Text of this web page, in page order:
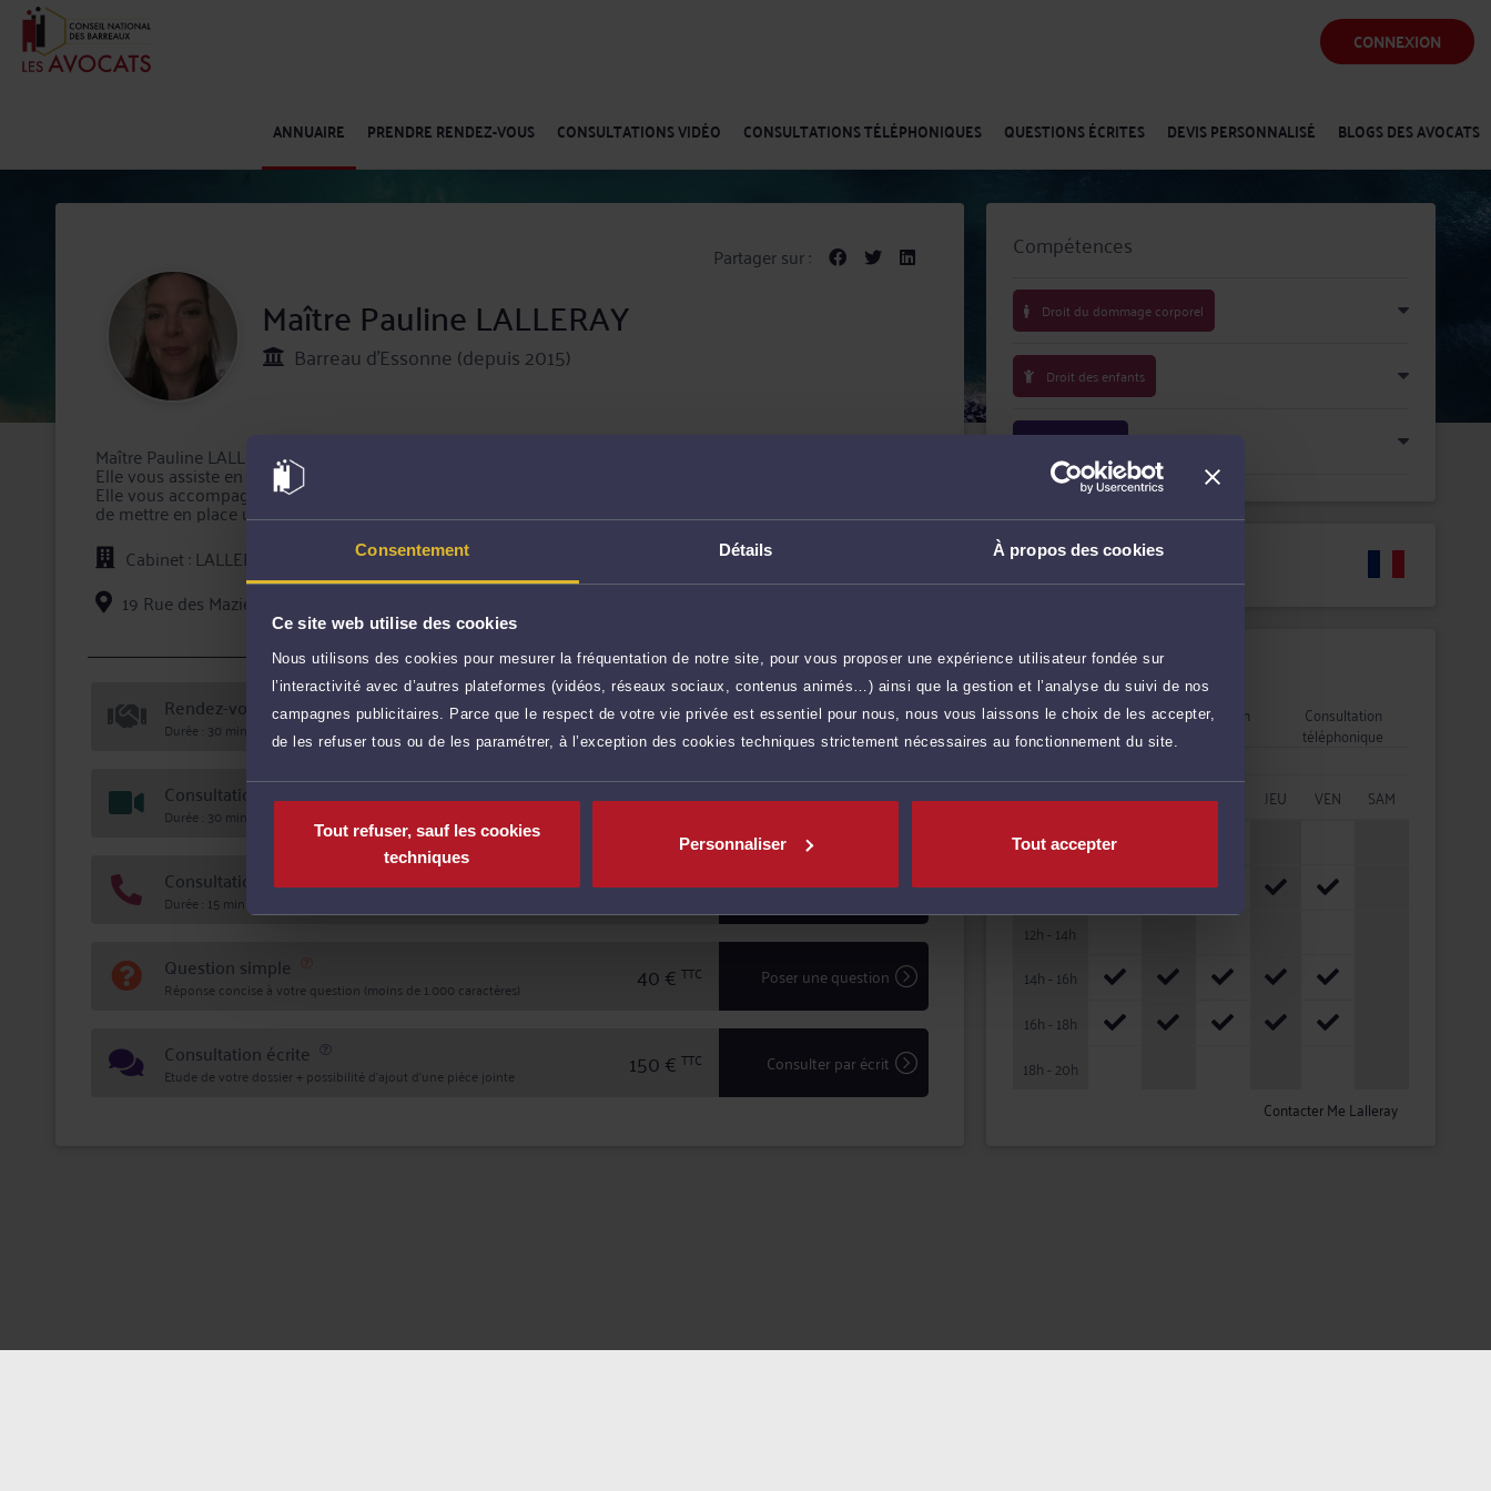
Consentement Détails À propos des cookies
Ce site web utilise des cookies
Nous utilisons des cookies pour mesurer la fréquentation de notre site, pour vous proposer une expérience utilisateur fondée sur
l’interactivité avec d’autres plateformes (vidéos, réseaux sociaux, contenus animés…) ainsi que la gestion et l’analyse du suivi de nos
campagnes publicitaires. Parce que le respect de votre vie privée est essentiel pour nous, nous vous laissons le choix de les accepter,
de les refuser tous ou de les paramétrer, à l’exception des cookies techniques strictement nécessaires au fonctionnement du site.
Tout refuser, sauf les cookies
techniques
Personnaliser Tout accepter
CONNEXION
ANNUAIRE PRENDRE RENDEZ-VOUS CONSULTATIONS VIDÉO CONSULTATIONS TÉLÉPHONIQUES QUESTIONS ÉCRITES DEVIS PERSONNALISÉ BLOGS DES AVOCATS
Partager sur :
Maître Pauline LALLERAY
Barreau d'Essonne (depuis 2015)
Maître Pauline LALLERAY est avocat au barreau de l'Essonne depuis 2015.
Elle vous assiste en matière de droit pénal, que vous soyez victime ou mis en cause, majeur ou mineur.
Elle vous accompagne en matière d'assistance éducative devant le Juge des enfants, ou vous conseille afin
de mettre en place une procédure d'indemnisation de votre préjudice corporel suite à une infraction ou un
Cabinet : LALLERAY PAULINE
19 Rue des Mazières 91000 EVRY COURCOURONNES
Voir plus
Rendez-vous cabinet
Durée : 30 min 120 € TTC Prendre RDV
Consultation vidéo
Durée : 30 min 120 €TTC Prendre RDV
Consultation téléphonique
Durée : 15 min 60 €TTC Demander un rappel
Question simple
Réponse concise à votre question (moins de 1.000 caractères) 40 € TTC Poser une question
Consultation écrite
Etude de votre dossier + possibilité d'ajout d'une pièce jointe 150 € TTC Consulter par écrit
Compétences
Droit du dommage corporel
Droit des enfants
Droit pénal
Langues
Disponibilités
Rendez-vous
cabinet
Consultation Consultation
téléphonique
HORAIRES LUN MAR MER JEU VEN
SAM
08h - 10h
10h - 12h
12h - 14h
14h - 16h
16h - 18h
18h - 20h
Contacter Me Lalleray